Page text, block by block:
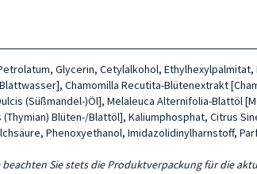
Glycerin, Cetylalkohol,
Chamomilla Recutita-Blütenextrakt
(Süßmandel-)Öl], Melaleuca Alternifolia-
Blüten-/Blattöl], Kaliumphosphat, Citrus
Phenoxyethanol, Imidazolidinylharnstoff,
Sie stets die Produktverpackung für die